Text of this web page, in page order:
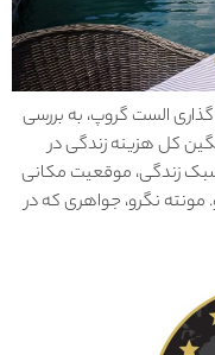
الست گروپ، به بررسی
کل هزینه زندگی در
زندگی، موقعیت مکانی
در مجموع برابر است با 770 یورو. مونته نگرو، جواهری که در